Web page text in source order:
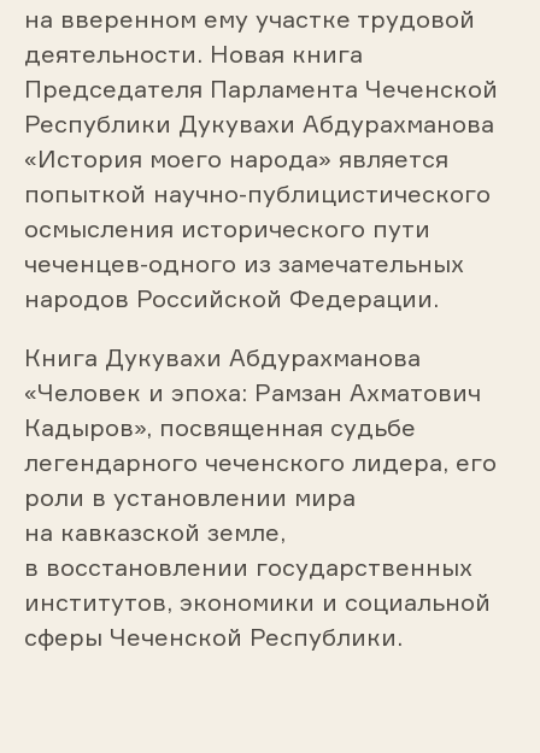
на вверенном ему участке трудовой
деятельности. Новая книга
Председателя Парламента Чеченской
Республики Дукувахи Абдурахманова
«История моего народа» является
попыткой научно-публицистического
осмысления исторического пути
чеченцев-одного из замечательных
народов Российской Федерации.
Книга Дукувахи Абдурахманова
«Человек и эпоха: Рамзан Ахматович
Кадыров», посвященная судьбе
легендарного чеченского лидера, его
роли в установлении мира
на кавказской земле,
в восстановлении государственных
институтов, экономики и социальной
сферы Чеченской Республики.